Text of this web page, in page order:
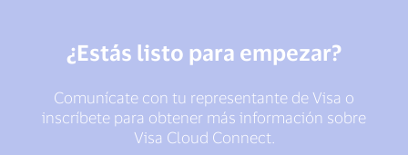
¿Estás listo para empezar?
Comunícate con tu representante de Visa o
inscríbete para obtener más información sobre
Visa Cloud Connect.